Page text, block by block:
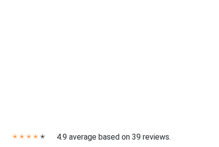
✭ ✭ ✭ ✭ ✭ 4.9 average based on 39 reviews.